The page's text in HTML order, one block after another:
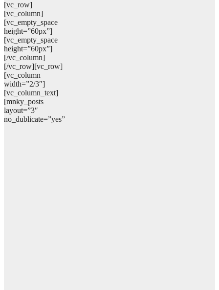
[vc_row]
[vc_column]
[vc_empty_space
height=”60px”]
[vc_empty_space
height=”60px”]
[/vc_column]
[/vc_row][vc_row]
[vc_column
width=”2/3″]
[vc_column_text]
[mnky_posts
layout=”3″
no_dublicate=”yes”